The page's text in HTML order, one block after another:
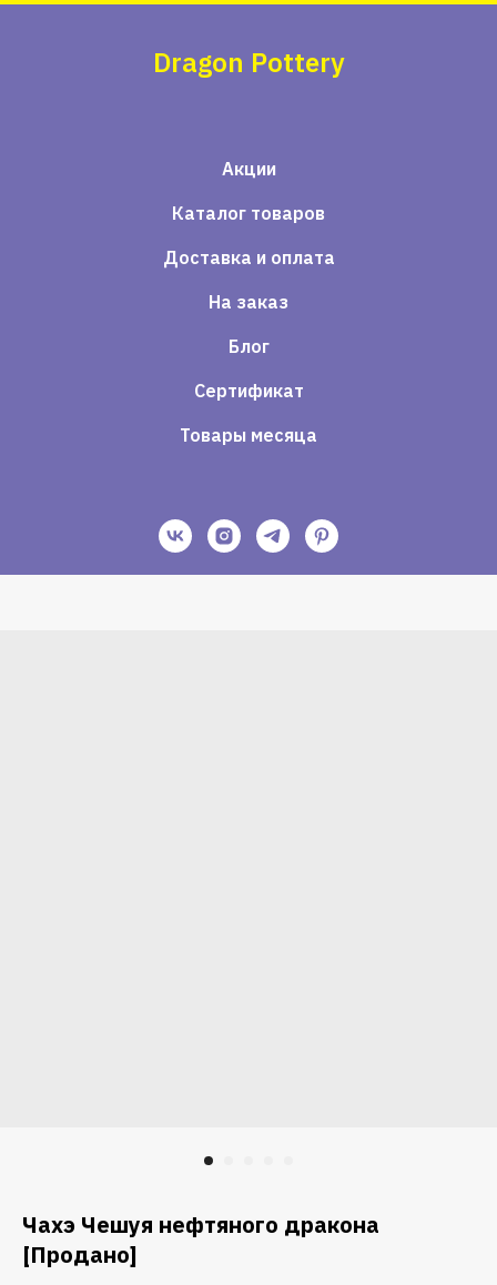
Dragon Pottery
Акции
Каталог товаров
Доставка и оплата
На заказ
Блог
Сертификат
Товары месяца
Чахэ Чешуя нефтяного дракона
[Продано]